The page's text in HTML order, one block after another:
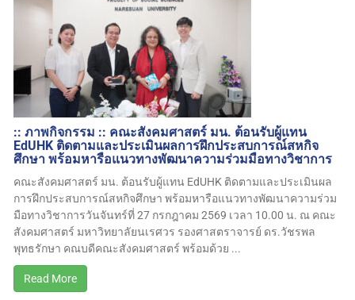
:: ภาพกิจกรรม :: คณะสังคมศาสตร์ มน. ต้อนรับผู้แทน
EdUHK ติดตามและประเมินผลการฝึกประสบการณ์สหกิจ
ศึกษา พร้อมหารือแนวทางพัฒนาความร่วมมือทางวิชาการ
คณะสังคมศาสตร์ มน. ต้อนรับผู้แทน EdUHK ติดตามและประเมินผล
การฝึกประสบการณ์สหกิจศึกษา พร้อมหารือแนวทางพัฒนาความร่วม
มือทางวิชาการวันจันทร์ที่ 27 กรกฎาคม 2569 เวลา 10.00 น. ณ คณะ
สังคมศาสตร์ มหาวิทยาลัยนเรศวร รองศาสตราจารย์ ดร.วัชรพล
พุทธรักษา คณบดีคณะสังคมศาสตร์ พร้อมด้วย ...
Read More